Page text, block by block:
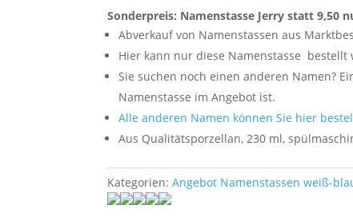
Sonderpreis: Namenstasse Jerry statt 9,50
Abverkauf von Namenstassen aus
Hier kann nur diese Namenstasse bestellt
Sie suchen noch einen anderen Namen?
Namenstasse im Angebot ist.
Alle anderen Namen können Sie hier
Aus Qualitätsporzellan, 230 ml,
Kategorien:Angebot Namenstassen weiß-